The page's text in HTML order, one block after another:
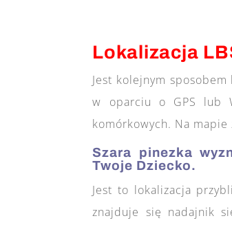
Lokalizacja
Jest kolejnym
w oparciu o GPS lub
komórkowych. Na mapie
Szara pinezka
Twoje Dziecko.
Jest to lokalizacja
znajduje się nadajnik